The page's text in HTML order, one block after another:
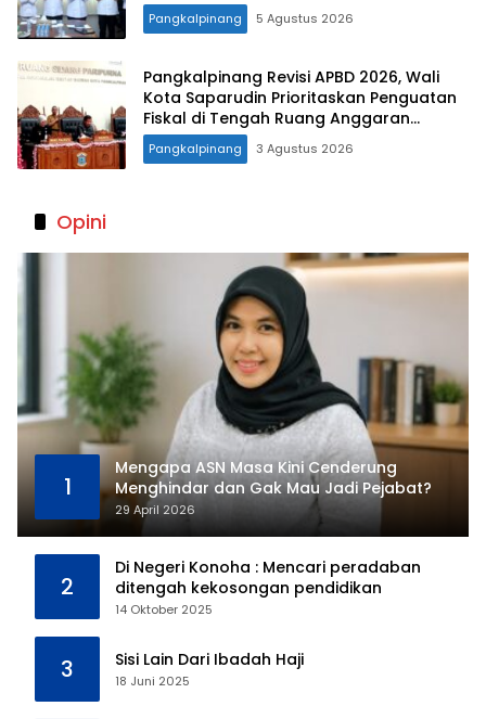
Pangkalpinang 5 Agustus 2026
Pangkalpinang Revisi APBD 2026, Wali
Kota Saparudin Prioritaskan Penguatan
Fiskal di Tengah Ruang Anggaran
Terbatas
Pangkalpinang 3 Agustus 2026
Opini
1
Mengapa ASN Masa Kini Cenderung
Menghindar dan Gak Mau Jadi Pejabat?
29 April 2026
2
Di Negeri Konoha : Mencari peradaban
ditengah kekosongan pendidikan
14 Oktober 2025
3 Sisi Lain Dari Ibadah Haji
18 Juni 2025